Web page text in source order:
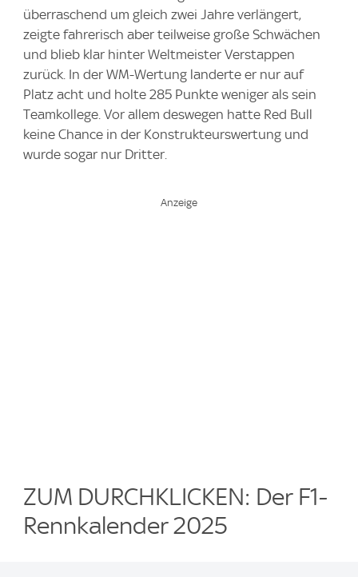
überraschend um gleich zwei Jahre verlängert,
zeigte fahrerisch aber teilweise große Schwächen
und blieb klar hinter Weltmeister Verstappen
zurück. In der WM-Wertung landerte er nur auf
Platz acht und holte 285 Punkte weniger als sein
Teamkollege. Vor allem deswegen hatte Red Bull
keine Chance in der Konstrukteurswertung und
wurde sogar nur Dritter.
ZUM DURCHKLICKEN: Der F1-
Rennkalender 2025